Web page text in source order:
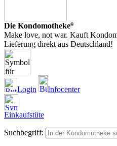
Die Kondomotheke®
Make love, not war. Kauft
Lieferung direkt aus Deutschland!
Login Infocenter
Einkaufstüte
Suchbegriff: